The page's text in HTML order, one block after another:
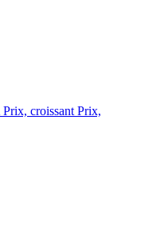
Prix, croissant Prix,